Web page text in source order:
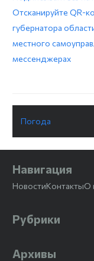
Отсканируйте QR-
губернатора
местного
мессенджерах
Погода
Навигация
НовостиКонтактыО
Рубрики
Архивы